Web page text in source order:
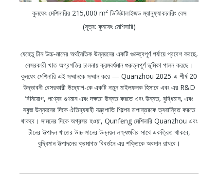
কুনফেং মেশিনারির 215,000 m² ডিজিটালাইজড ম্যানুফ্যাকচারিং বেস
(সূত্র: কুনফেং মেশিনারি)
যেহেতু চীন উচ্চ-মানের অর্থনৈতিক উন্নয়নের একটি গুরুত্বপূর্ণ পর্যায়ে প্রবেশ করছে,
বেসরকারী খাত অগ্রগতির চালনায় ক্রমবর্ধমান গুরুত্বপূর্ণ ভূমিকা পালন করছে।
কুনফেং মেশিনারি এই সম্মানকে সম্মান করে — Quanzhou 2025-এ শীর্ষ 20
উদ্ভাবনী বেসরকারী উদ্যোগ-কে একটি নতুন মাইলফলক হিসাবে এবং এর R&D
বিনিয়োগ, পণ্যের গুণমান এবং দক্ষতা উন্নত করতে এবং উন্নত, বুদ্ধিমান, এবং
সবুজ উন্নয়নের দিকে ঐতিহ্যবাহী যন্ত্রপাতি শিল্পের রূপান্তরকে ত্বরান্বিত করতে
থাকবে। সামনের দিকে অগ্রসর হওয়া, Qunfeng মেশিনারি Quanzhou এবং
চীনের উত্পাদন খাতের উচ্চ-মানের উন্নয়ন লক্ষ্যগুলির সাথে একত্রিত থাকবে,
বুদ্ধিমান উত্পাদনের ক্রমাগত বিবর্তনে এর শক্তিকে অবদান রাখবে।